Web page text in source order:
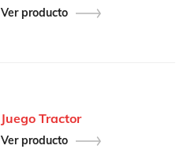
Ver producto
Juego Tractor
Ver producto